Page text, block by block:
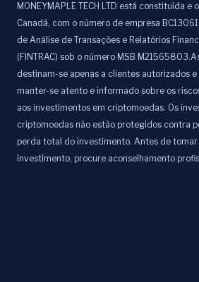
MONEYMAPLE TECH LTD está constituída e
Canadá, com o número de empresa
de Análise de Transações e Relatórios
(FINTRAC) sob o número MSB
destinam-se apenas a clientes autorizados e
manter-se atento e informado sobre os
aos investimentos em criptomoedas. Os
criptomoedas não estão protegidos contra
perda total do investimento. Antes de
investimento, procure aconselhamento